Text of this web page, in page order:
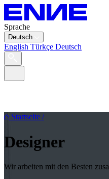
Sprache
Deutsch
English Türkçe Deutsch
Startseite /
Designer
Wir arbeiten mit den Besten